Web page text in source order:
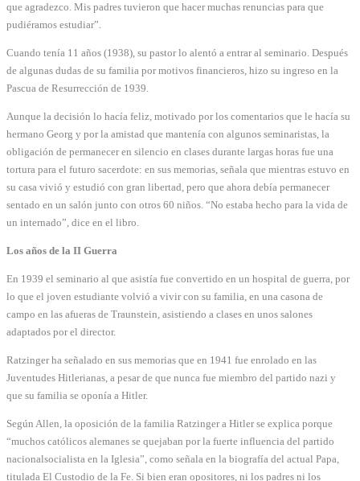
que agradezco. Mis padres tuvieron que hacer muchas renuncias para que
pudiéramos estudiar”.
Cuando tenía 11 años (1938), su pastor lo alentó a entrar al seminario. Después
de algunas dudas de su familia por motivos financieros, hizo su ingreso en la
Pascua de Resurrección de 1939.
Aunque la decisión lo hacía feliz, motivado por los comentarios que le hacía su
hermano Georg y por la amistad que mantenía con algunos seminaristas, la
obligación de permanecer en silencio en clases durante largas horas fue una
tortura para el futuro sacerdote: en sus memorias, señala que mientras estuvo en
su casa vivió y estudió con gran libertad, pero que ahora debía permanecer
sentado en un salón junto con otros 60 niños. “No estaba hecho para la vida de
un internado”, dice en el libro.
Los años de la II Guerra
En 1939 el seminario al que asistía fue convertido en un hospital de guerra, por
lo que el joven estudiante volvió a vivir con su familia, en una casona de
campo en las afueras de Traunstein, asistiendo a clases en unos salones
adaptados por el director.
Ratzinger ha señalado en sus memorias que en 1941 fue enrolado en las
Juventudes Hitlerianas, a pesar de que nunca fue miembro del partido nazi y
que su familia se oponía a Hitler.
Según Allen, la oposición de la familia Ratzinger a Hitler se explica porque
“muchos católicos alemanes se quejaban por la fuerte influencia del partido
nacionalsocialista en la Iglesia”, como señala en la biografía del actual Papa,
titulada El Custodio de la Fe. Si bien eran opositores, ni los padres ni los